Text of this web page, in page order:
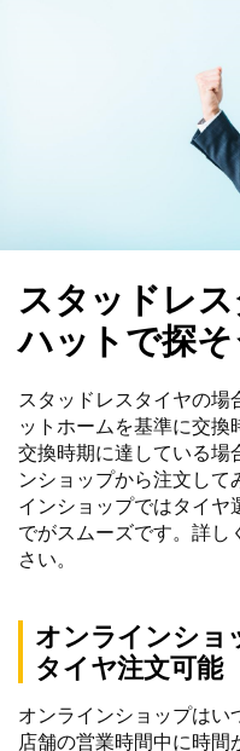
スタッドレ
ハットで探そ
スタッドレスタイヤの場
ットホームを基準に交換
交換時期に達している場
ンショップから注文して
インショップではタイヤ
でがスムーズです。詳し
さい。
オンラインショ
タイヤ注文可能
オンラインショップはい
店舗の営業時間中に時